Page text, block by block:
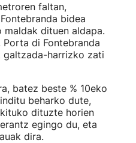
faltan,
bidea
dituen aldapa.
di Fontebranda
harrizko zati
batez beste % 10eko
beharko dute,
dituzte horien
egingo du, eta
dira.